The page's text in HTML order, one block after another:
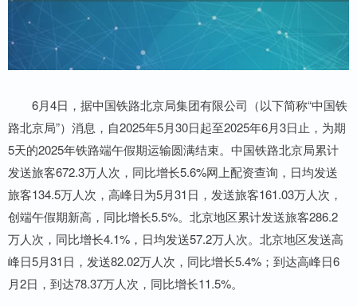
6月4日，据中国铁路北京局集团有限公司（以下简称“中国铁
路北京局”）消息，自2025年5月30日起至2025年6月3日止，为期
5天的2025年铁路端午假期运输圆满结束。中国铁路北京局累计
发送旅客672.3万人次，同比增长5.6%网上配资查询，日均发送
旅客134.5万人次，高峰日为5月31日，发送旅客161.03万人次，
创端午假期新高，同比增长5.5%。北京地区累计发送旅客286.2
万人次，同比增长4.1%，日均发送57.2万人次。北京地区发送高
峰日5月31日，发送82.02万人次，同比增长5.4%；到达高峰日6
月2日，到达78.37万人次，同比增长11.5%。